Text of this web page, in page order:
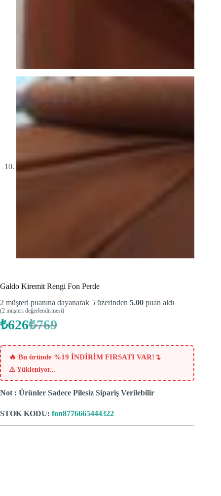
Galdo Kiremit Rengi Fon Perde
2 müşteri puanına dayanarak 5 üzerinden 5.00 puan aldı
(2 müşteri değerlendirmesi)
₺769
Orijinal
₺769.
₺626Şu
fiyat:
₺626.
🔥 Bu üründe %19 İNDİRİM FIRSATI VAR! ↴
⚠️ Yükleniyor...
Not : Ürünler Sadece Pilesiz Sipariş Verilebilir
STOK KODU: fon8776665444322